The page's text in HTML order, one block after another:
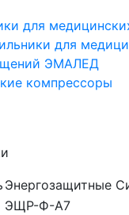
для
для
ЭМАЛЕД
компрессоры
Энергозащитные
ЭЩР-Ф-А7